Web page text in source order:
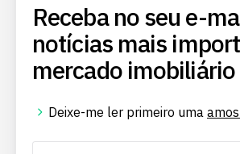
Receba no seu e-
notícias mais
mercado imobiliário
Deixe-me ler primeiro uma